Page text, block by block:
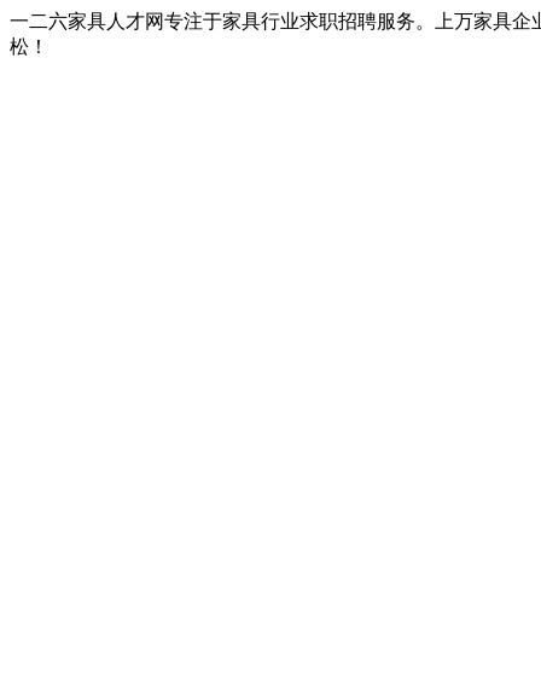
一二六家具人才网专注于家具行业求职招聘服务。上万家具
松！